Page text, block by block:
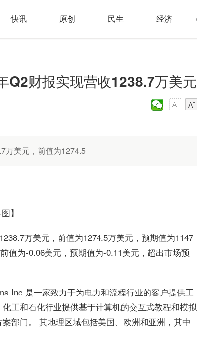
快讯 原创 民生 经济
财报实现营收1238.7万美元
万美元，前值为1274.5
】
万美元，前值为1274.5万美元，预期值为1147
值为-0.06美元，预期值为-0.11美元，超出市场预
Inc 是一家致力于为电力和流程行业的客户提供工
工和石化行业提供基于计算机的交互式教程和模拟
部门。 其地理区域包括美国、欧洲和亚洲，其中